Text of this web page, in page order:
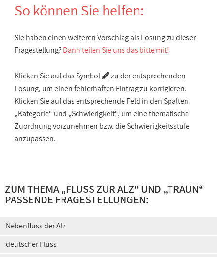
So können Sie helfen:
Sie haben einen weiteren Vorschlag als Lösung zu dieser
Fragestellung? Dann teilen Sie uns das bitte mit!
Klicken Sie auf das Symbol
zu der entsprechenden
Lösung, um einen fehlerhaften Eintrag zu korrigieren.
Klicken Sie auf das entsprechende Feld in den Spalten
„Kategorie“ und „Schwierigkeit“, um eine thematische
Zuordnung vorzunehmen bzw. die Schwierigkeitsstufe
anzupassen.
ZUM THEMA „FLUSS ZUR ALZ“ UND „TRAUN“
PASSENDE FRAGESTELLUNGEN:
Nebenfluss der Alz
deutscher Fluss